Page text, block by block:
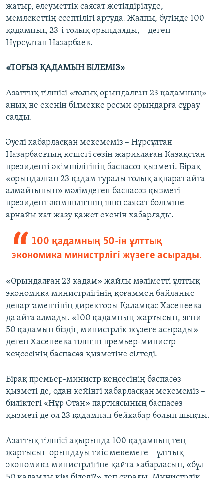
жатыр, әлеуметтік саясат жетілдірілуде,
мемлекеттің есептілігі артуда. Жалпы, бүгінде 100
қадамның 23-і толық орындалды, – деген
Нұрсұлтан Назарбаев.
«ТОҒЫЗ ҚАДАМЫН БІЛЕМІЗ»
Азаттық тілшісі «толық орындалған 23 қадамның»
анық не екенін білмекке ресми орындарға сұрау
салды.
Әуелі хабарласқан мекемеміз – Нұрсұлтан
Назарбаевтың кешегі сөзін жариялаған Қазақстан
президенті әкімшілігінің баспасөз қызметі. Бірақ
«орындалған 23 қадам туралы толық ақпарат айта
алмайтынын» мәлімдеген баспасөз қызметі
президент әкімшілігінің ішкі саясат бөліміне
арнайы хат жазу қажет екенін хабарлады.
100 қадамның 50-ін ұлттық
экономика министрлігі жүзеге асырады.
«Орындалған 23 қадам» жайлы мәліметті ұлттық
экономика министрлігінің қоғаммен байланыс
департаментінің директоры Қаламқас Хасенеева
да айта алмады. «100 қадамның жартысын, яғни
50 қадамын біздің министрлік жүзеге асырады»
деген Хасенеева тілшіні премьер-министр
кеңсесінің баспасөз қызметіне сілтеді.
Бірақ премьер-министр кеңсесінің баспасөз
қызметі де, одан кейінгі хабарласқан мекемеміз –
биліктегі «Нұр Отан» партиясының баспасөз
қызметі де ол 23 қадамнан бейхабар болып шықты.
Азаттық тілшісі ақырында 100 қадамның тең
жартысын орындауы тиіс мекемеге – ұлттық
экономика министрлігіне қайта хабарласып, «бұл